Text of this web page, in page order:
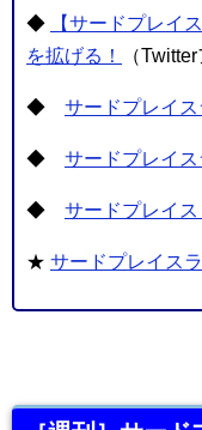
◆
【サードプレイ
を拡げる！
（
◆ サードプレイ
◆ サードプレイ
◆ サードプレイス
★ サードプレイス